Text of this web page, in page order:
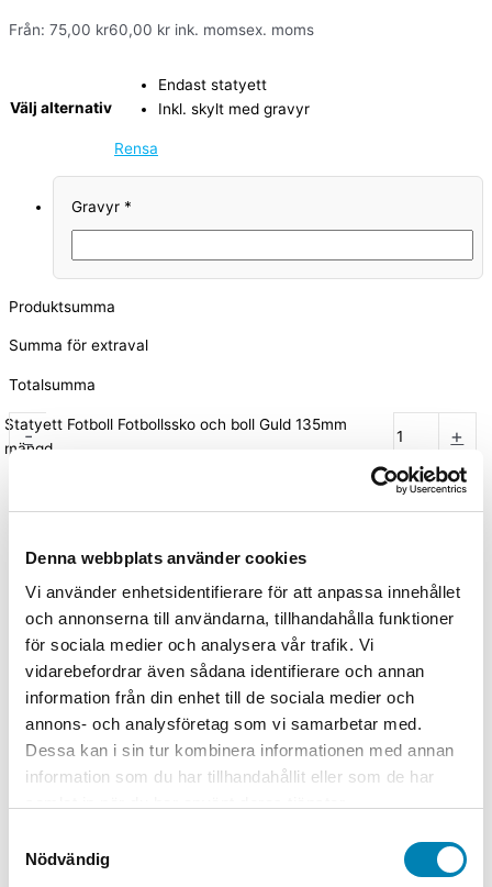
Denna webbplats använder cookies
Vi använder enhetsidentifierare för att anpassa innehållet
och annonserna till användarna, tillhandahålla funktioner
för sociala medier och analysera vår trafik. Vi
vidarebefordrar även sådana identifierare och annan
information från din enhet till de sociala medier och
annons- och analysföretag som vi samarbetar med.
Dessa kan i sin tur kombinera informationen med annan
information som du har tillhandahållit eller som de har
Nödvändig
Från: 75,00 kr60,00 kr ink. momsex. moms
Välj alternativ
Endast statyett
Inkl. skylt med gravyr
Rensa
Gravyr *
Produktsumma
Summa för extraval
Totalsumma
-
Statyett Fotboll Fotbollssko och boll Guld 135mm
mängd
+
Artikelnummer837-9081/GKategorier Fotbollspriser,Pokaler
Relaterade produkter
Jakt / Fiske
Statyett Fiskare 290mm
alternativ
Den här produkten har flera varianter. De